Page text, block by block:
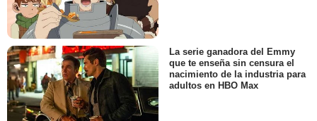
La serie ganadora del Emmy
que te enseña sin censura el
nacimiento de la industria para
adultos en HBO Max